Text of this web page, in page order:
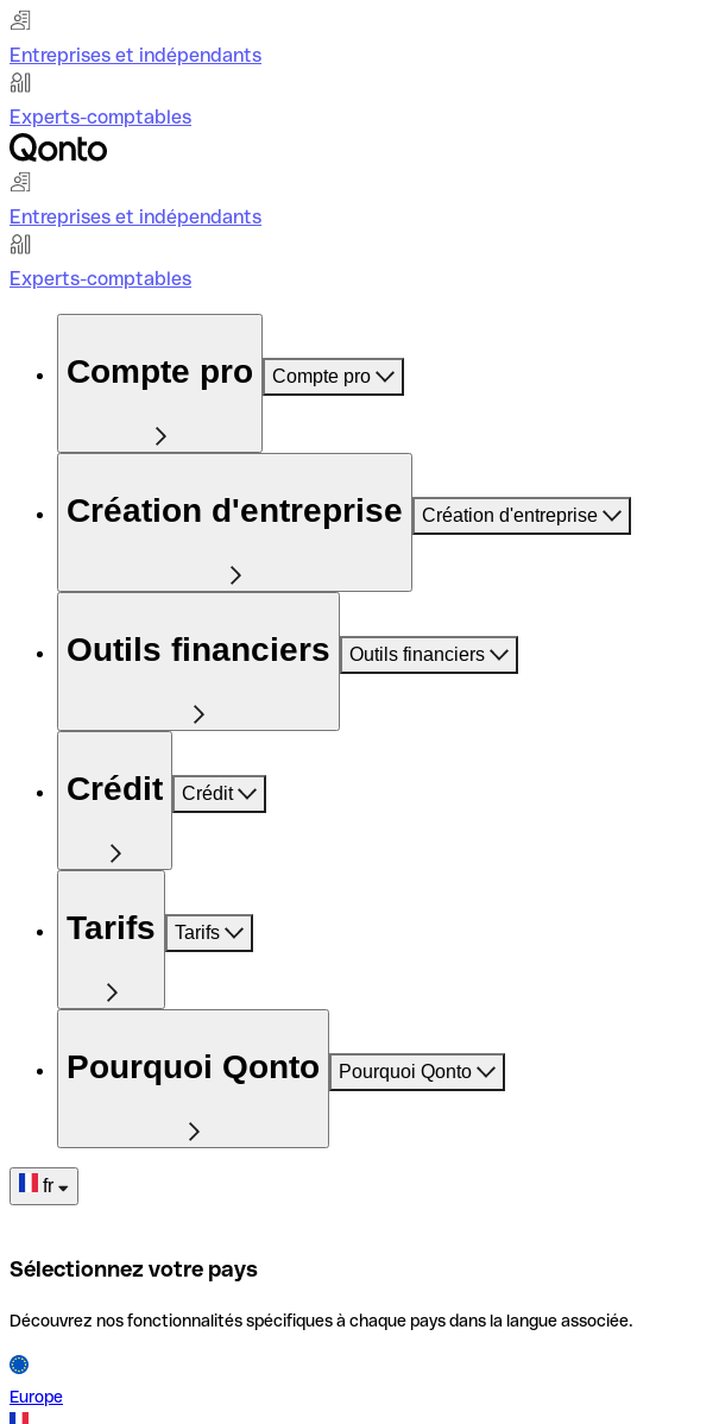
Entreprises et indépendants
Experts-comptables
Entreprises et indépendants
Experts-comptables
Compte pro Compte pro
Création d'entreprise Création d'entreprise
Outils financiers Outils financiers
Crédit Crédit
Tarifs Tarifs
Pourquoi Qonto Pourquoi Qonto
fr
Sélectionnez votre pays
Découvrez nos fonctionnalités spécifiques à chaque pays dans la langue associée.
Europe